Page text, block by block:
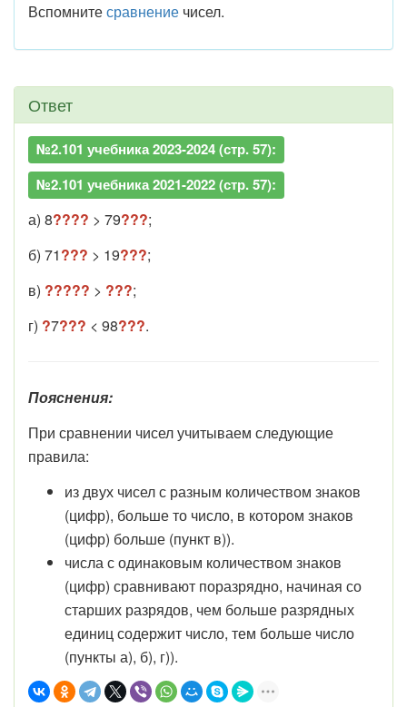
Вспомнитесравнение чисел.
Ответ
№2.101 учебника 2023-2024 (стр. 57):
№2.101 учебника 2021-2022 (стр. 57):
а) 8???? > 79???;
б) 71??? > 19???;
в) ????? > ???;
г) ?7??? < 98???.
Пояснения:
При сравнении чисел учитываем следующие
правила:
из двух чисел с разным количеством знаков
(цифр), больше то число, в котором знаков
(цифр) больше (пункт в)).
числа с одинаковым количеством знаков
(цифр) сравнивают поразрядно, начиная со
старших разрядов, чем больше разрядных
единиц содержит число, тем больше число
(пункты а), б), г)).